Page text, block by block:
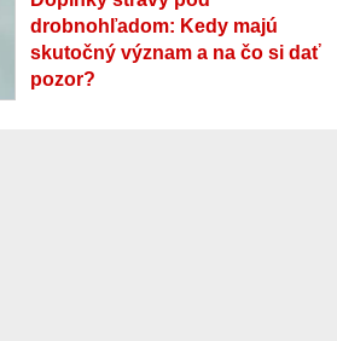
drobnohľadom: Kedy majú
skutočný význam a na čo si dať
pozor?